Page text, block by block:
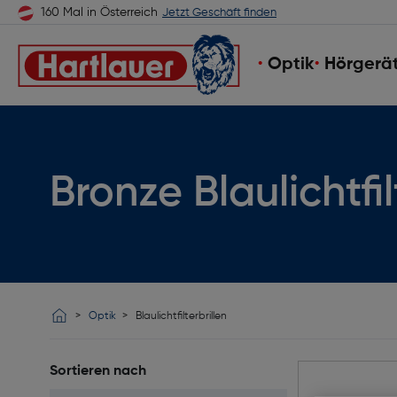
160 Mal in Österreich Jetzt Geschäft finden
Optik
Bronze
Optik Blaulichtfilterbrillen
Sortieren nach